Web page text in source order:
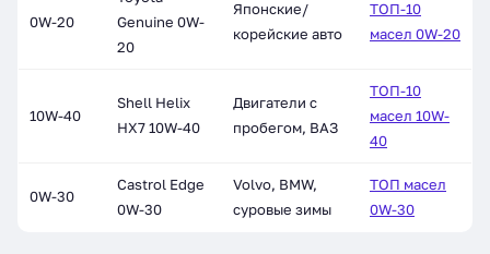
0W-20
Genuine 0W-
20
Японские/
корейские авто
ТОП-10
масел 0W-20
10W-40
Shell Helix
HX7 10W-40
Двигатели с
пробегом, ВАЗ
ТОП-10
масел 10W-
40
0W-30
Castrol Edge
0W-30
Volvo, BMW,
суровые зимы
ТОП масел
0W-30